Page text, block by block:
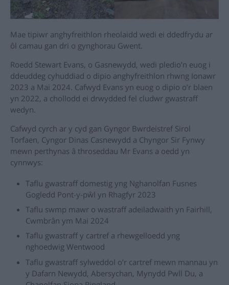
Mae tipiwr anghyfreithlon rheolaidd wedi ei ddedfrydu ar
ôl camau gan dri o gynghorau Gwent.
Roedd Stewart Evans, o Gasnewydd, wedi pledio’n euog i
ddeuddeg cyhuddiad o dipio anghyfreithlon rhwng Ionawr
2023 a Mai 2024. Cafwyd Evans yn euog o dipio o’r blaen
yn 2022, a chollodd ei drwydded fel cludwr gwastraff
wedyn.
Cafwyd cyrch ar y cyd gan Gyngor Bwrdeistref Sirol
Torfaen, Cyngor Dinas Casnewydd a Chyngor Sir Fynwy
mewn perthynas â throseddau Mr Evans a oedd yn
cynnwys:
Taflu gwastraff domestig yng Nghanolfan Fusnes
Gogledd Pont-y-pŵl yn Rhagfyr 2023
Taflu swmp mawr o wastraff adeiladwaith yn Fairhill,
Cwmbrân ym Mai 2024
Taflu gwastraff y cartref a rhewgelloedd yng
nghoedwig Wentwood
Taflu gwastraff sylweddol o’r cartref mewn mannau yn
y Dafarn Newydd, Abersychan, Mynydd Pwll Du, a